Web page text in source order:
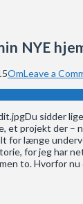
NYE
OmLeave a
Du sidder
et projekt der –
for længe
for jeg har
to. Hvorfor nu